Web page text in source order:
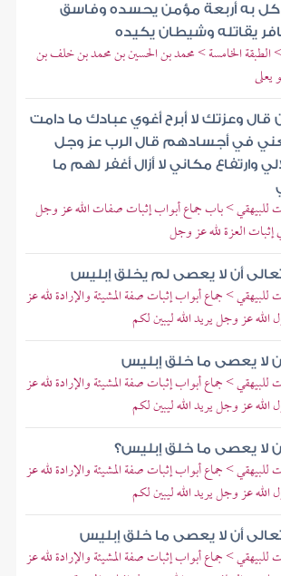
به أربعة مؤمن يحسده وفاسق
يقاتله وشيطان يكيده
> الطبقة الخامسة > محمد بن الحسين بن محمد بن خلف بن
يعلى
قال وعزتك لا أبرح أغوي عبادك ما دامت
في أجسادهم قال الرب عز وجل
وارتفاع مكاني لا أزال أغفر لهم ما
للبيهقي > باب جماع أبواب إثبات صفات الله عز وجل
العزة لله عز وجل
تعالى أن لا يعصى لم يخلق إبليس
للبيهقي > جماع أبواب إثبات صفة المشيئة والإرادة لله عز
عز وجل يريد الله ليبين لكم
أن لا يعصى ما خلق إبليس
للبيهقي > جماع أبواب إثبات صفة المشيئة والإرادة لله عز
عز وجل يريد الله ليبين لكم
أن لا يعصى ما خلق إبليس؟
للبيهقي > جماع أبواب إثبات صفة المشيئة والإرادة لله عز
عز وجل يريد الله ليبين لكم
تعالى أن لا يعصى ما خلق إبليس
للبيهقي > جماع أبواب إثبات صفة المشيئة والإرادة لله عز